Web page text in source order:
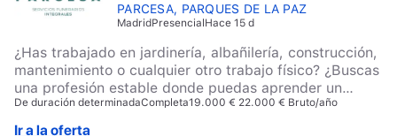
PARCESA, PARQUES DE LA PAZ
MadridPresencialHace 15 d
¿Has trabajado en jardinería, albañilería, construcción,
mantenimiento o cualquier otro trabajo físico? ¿Buscas
una profesión estable donde puedas aprender un
oficio? Imprescindible carnet de conducir B1. ¿Qué
buscamos? Personas habituadas al trabajo físico y al
De duración determinadaCompleta19.000 € 22.000 € Bruto/año
Ir a la oferta